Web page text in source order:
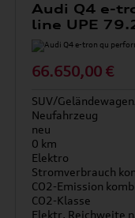
Audi Q4 e-
line UPE
66.650,00 €
SUV/
Neufahrzeug
neu
0 km
Elektro
Stromverbrauch
CO2-Emission
CO2-Klasse